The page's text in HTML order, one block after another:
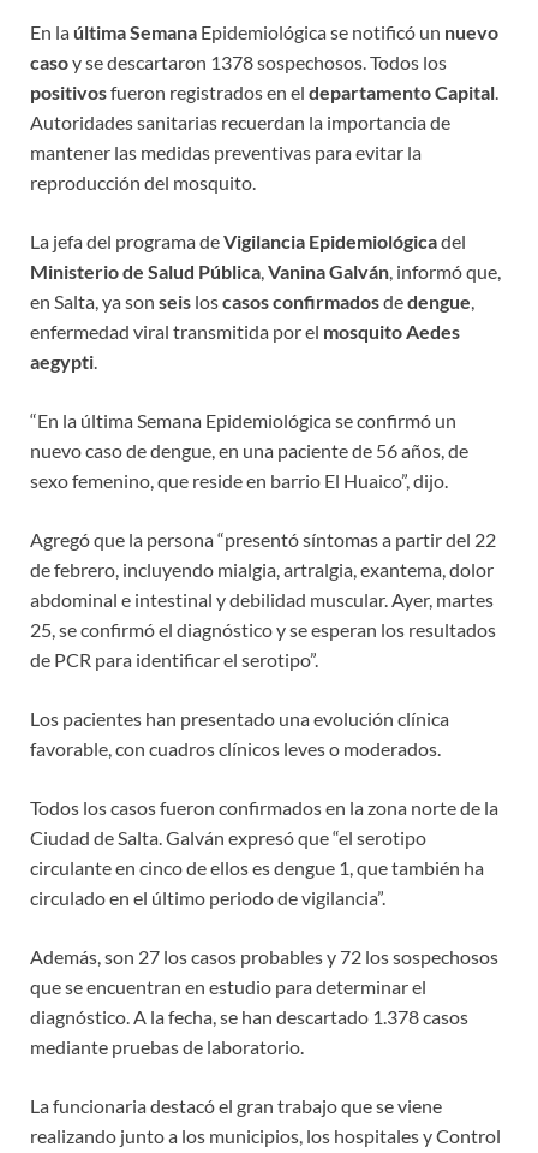
En la última Semana Epidemiológica se notificó un nuevo
casoy se descartaron 1378 sospechosos. Todos los
positivosfueron registrados en el departamento Capital.
Autoridades sanitarias recuerdan la importancia de
mantener las medidas preventivas para evitar la
reproducción del mosquito.
La jefa del programa deVigilancia Epidemiológicadel
Ministerio de Salud Pública,Vanina Galván, informó que,
en Salta, ya son seis loscasos confirmadosdedengue,
enfermedad viral transmitida por el mosquito Aedes
aegypti.
“En la última Semana Epidemiológica se confirmó un
nuevo caso de dengue, en una paciente de 56 años, de
sexo femenino, que reside en barrio El Huaico”, dijo.
Agregó que la persona “presentó síntomas a partir del 22
de febrero, incluyendo mialgia, artralgia, exantema, dolor
abdominal e intestinal y debilidad muscular. Ayer, martes
25, se confirmó el diagnóstico y se esperan los resultados
de PCR para identificar el serotipo”.
Los pacientes han presentado una evolución clínica
favorable, con cuadros clínicos leves o moderados.
Todos los casos fueron confirmados en la zona norte de la
Ciudad de Salta. Galván expresó que “el serotipo
circulante en cinco de ellos es dengue 1, que también ha
circulado en el último periodo de vigilancia”.
Además, son 27 los casos probables y 72 los sospechosos
que se encuentran en estudio para determinar el
diagnóstico. A la fecha, se han descartado 1.378 casos
mediante pruebas de laboratorio.
La funcionaria destacó el gran trabajo que se viene
realizando junto a los municipios, los hospitales y Control